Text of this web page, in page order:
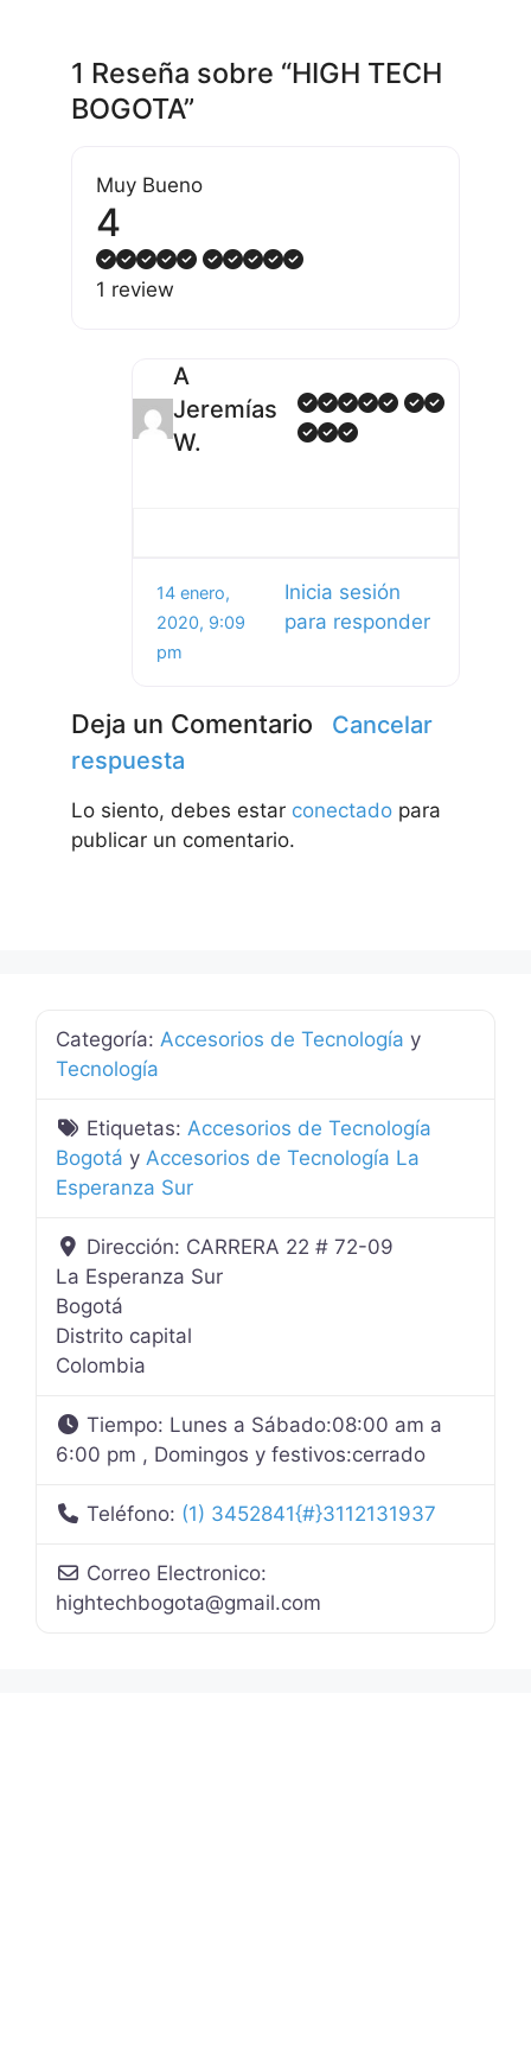
1 Reseña sobre “HIGH TECH
BOGOTA”
Muy Bueno
4
1 review
A
Jeremías
W.
14 enero,
2020, 9:09
pm
Inicia sesión
para responder
Deja un Comentario
Cancelar
respuesta
Lo siento, debes estar conectado para
publicar un comentario.
Categoría: Accesorios de Tecnología y
Tecnología
Etiquetas:Accesorios de Tecnología
Bogotá y Accesorios de Tecnología La
Esperanza Sur
Dirección: CARRERA 22 # 72-09
La Esperanza Sur
Bogotá
Distrito capital
Colombia
Tiempo: Lunes a Sábado:08:00 am a
6:00 pm , Domingos y festivos:cerrado
Teléfono: (1) 3452841{#}3112131937
Correo Electronico:
hightechbogota@gmail.com